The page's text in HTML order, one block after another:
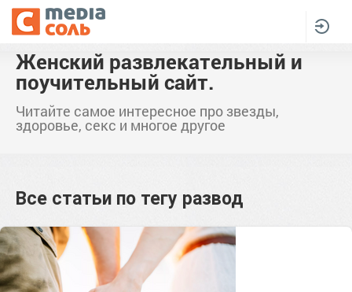
Женский развлекательный и
поучительный сайт.
Читайте самое интересное про звезды,
здоровье, секс и многое другое
Все статьи по тегу развод